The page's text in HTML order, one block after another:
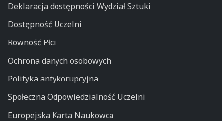
Deklaracja dostępności Wydział Sztuki
Dostępność Uczelni
Równość Płci
Ochrona danych osobowych
Polityka antykorupcyjna
Społeczna Odpowiedzialność Uczelni
Europejska Karta Naukowca